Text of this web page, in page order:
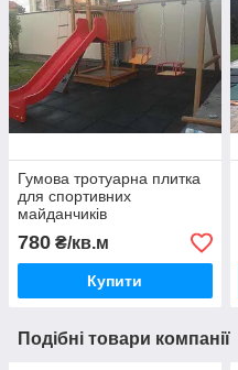
Гумова тротуарна плитка
для спортивних
майданчиків
780 ₴/кв.м
Купити
Подібні товари компанії